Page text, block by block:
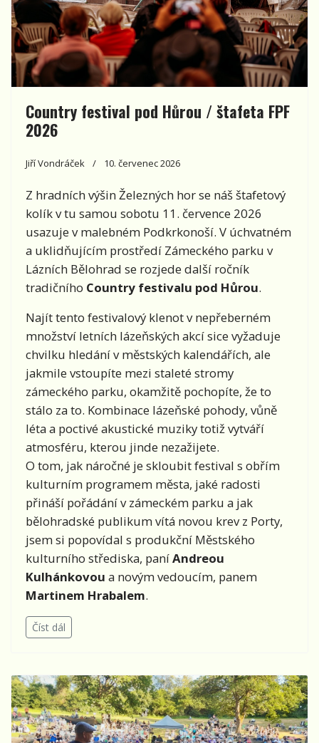
Country festival pod Hůrou / štafeta FPF
2026
Jiří Vondráček 10. červenec 2026
Z hradních výšin Železných hor se náš štafetový
kolík v tu samou sobotu 11. července 2026
usazuje v malebném Podkrkonoší. V úchvatném
a uklidňujícím prostředí Zámeckého parku v
Lázních Bělohrad se rozjede další ročník
tradičního Country festivalu pod Hůrou.
Najít tento festivalový klenot v nepřeberném
množství letních lázeňských akcí sice vyžaduje
chvilku hledání v městských kalendářích, ale
jakmile vstoupíte mezi staleté stromy
zámeckého parku, okamžitě pochopíte, že to
stálo za to. Kombinace lázeňské pohody, vůně
léta a poctivé akustické muziky totiž vytváří
atmosféru, kterou jinde nezažijete.
O tom, jak náročné je skloubit festival s obřím
kulturním programem města, jaké radosti
přináší pořádání v zámeckém parku a jak
bělohradské publikum vítá novou krev z Porty,
jsem si popovídal s produkční Městského
kulturního střediska, paníAndreou
Kulhánkovou a novým vedoucím, panem
Martinem Hrabalem.
Číst dál